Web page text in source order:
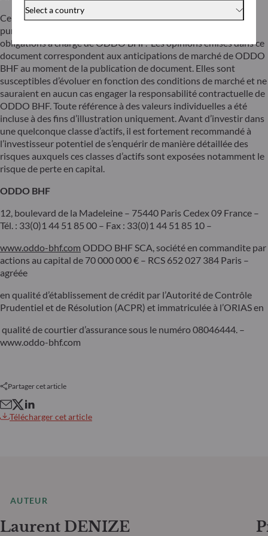
Select a country
Ce document a été préparé par ODDO BHF dans un but
purement informatif. Il ne saurait créer de quelconques
obligations à charge de ODDO BHF. Les opinions émises dans ce
document correspondent aux anticipations de marché de ODDO
BHF au moment de la publication de document. Elles sont
susceptibles d’évoluer en fonction des conditions de marché et ne
sauraient en aucun cas engager la responsabilité contractuelle de
ODDO BHF. Toute référence à des valeurs individuelles a été
incluse à des fins d’illustration uniquement. Avant d’investir dans
une quelconque classe d’actifs, il est fortement recommandé à
l’investisseur potentiel de s’enquérir de manière détaillée des
risques auxquels ces classes d’actifs sont exposées notamment le
risque de perte en capital.
ODDO BHF
12, boulevard de la Madeleine – 75440 Paris Cedex 09 France –
Tél. : 33(0)1 44 51 85 00 – Fax : 33(0)1 44 51 85 10 –
www.oddo-bhf.com ODDO BHF SCA, société en commandite par
actions au capital de 70 000 000 € – RCS 652 027 384 Paris –
agréée
en qualité d’établissement de crédit par l’Autorité de Contrôle
Prudentiel et de Résolution (ACPR) et immatriculée à l’ORIAS en
qualité de courtier d’assurance sous le numéro 08046444. –
www.oddo-bhf.com
Partager cet article
Télécharger cet article
AUTEUR
Laurent DENIZE